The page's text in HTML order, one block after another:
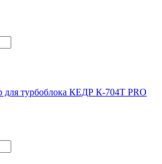
для турбоблока КЕДР К-704Т PRO